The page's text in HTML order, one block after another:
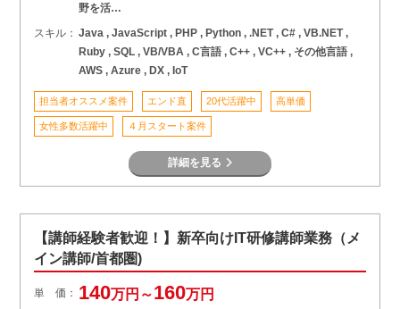
野を活…
スキル： Java , JavaScript , PHP , Python , .NET , C# , VB.NET ,
Ruby , SQL , VB/VBA , C言語 , C++ , VC++ , その他言語 ,
AWS , Azure , DX , IoT
担当者オススメ案件 エンド直 20代活躍中 高単価
女性多数活躍中 ４月スタート案件
詳細を見る
【講師経験者歓迎！】新卒向けIT研修講師業務（メ
イン講師/首都圏)
単 価： 140万円～160万円